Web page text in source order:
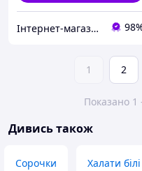
Інтернет-магазин "Carmen"
1 2
Показано 1
Дивись також
Сорочки Халати білі